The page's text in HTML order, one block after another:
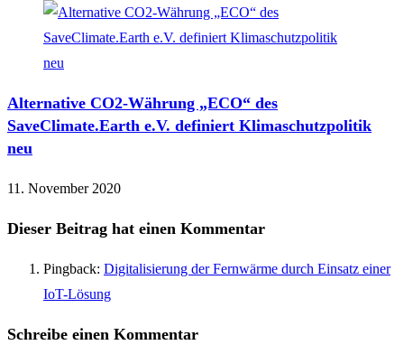
Alternative CO2-Währung „ECO“ des
SaveClimate.Earth e.V. definiert Klimaschutzpolitik
neu
11. November 2020
Dieser Beitrag hat einen Kommentar
Pingback: Digitalisierung der Fernwärme durch Einsatz einer
IoT-Lösung
Schreibe einen Kommentar